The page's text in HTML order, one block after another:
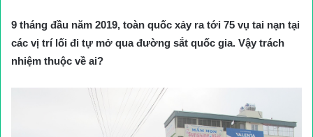
9 tháng đầu năm 2019, toàn quốc xảy ra tới 75 vụ tai nạn tại
các vị trí lối đi tự mở qua đường sắt quốc gia. Vậy trách
nhiệm thuộc về ai?